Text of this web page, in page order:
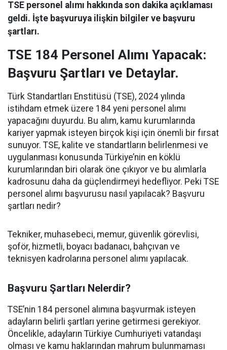
TSE personel alımı hakkında son dakika açıklaması
geldi. İşte başvuruya ilişkin bilgiler ve başvuru
şartları.
TSE 184 Personel Alımı Yapacak:
Başvuru Şartları ve Detaylar.
Türk Standartları Enstitüsü (TSE), 2024 yılında
istihdam etmek üzere 184 yeni personel alımı
yapacağını duyurdu. Bu alım, kamu kurumlarında
kariyer yapmak isteyen birçok kişi için önemli bir fırsat
sunuyor. TSE, kalite ve standartların belirlenmesi ve
uygulanması konusunda Türkiye’nin en köklü
kurumlarından biri olarak öne çıkıyor ve bu alımlarla
kadrosunu daha da güçlendirmeyi hedefliyor. Peki TSE
personel alımı başvurusu nasıl yapılacak? Başvuru
şartları nedir?
Tekniker, muhasebeci, memur, güvenlik görevlisi,
şoför, hizmetli, boyacı badanacı, bahçıvan ve
teknisyen kadrolarına personel alımı yapılacak.
Başvuru Şartları Nelerdir?
TSE’nin 184 personel alımına başvurmak isteyen
adayların belirli şartları yerine getirmesi gerekiyor.
Öncelikle, adayların Türkiye Cumhuriyeti vatandaşı
olması ve kamu haklarından mahrum bulunmaması